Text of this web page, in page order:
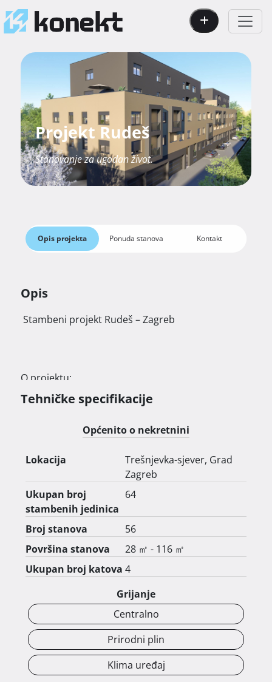
Projekt Rudeš
Stanovanje za ugodan život.
Opis projekta Ponuda stanova Kontakt
Opis
O projektu:
Predstavljamo vam novi stambeni projekt Rudeš,
Rašenički put bb. Riječ je o modernom
gradi u skladu s najvišim standardima suvremene
gradnje.
Projekt uključuje:
• prostrane i funkcionalno organizirane jedno-,
• podzemnu garažu i vanjska parkirna mjesta
• pripadajuća spremišta za svaki stan
Tehničke specifikacije
Općenito o nekretnini
Lokacija
Trešnjevka-sjever, Grad
Zagreb
Ukupan broj
stambenih jedinica
64
Broj stanova
56
Površina stanova
28 ㎡ - 116 ㎡
Ukupan broj katova 4
Grijanje
Centralno
Prirodni plin
Klima uređaj